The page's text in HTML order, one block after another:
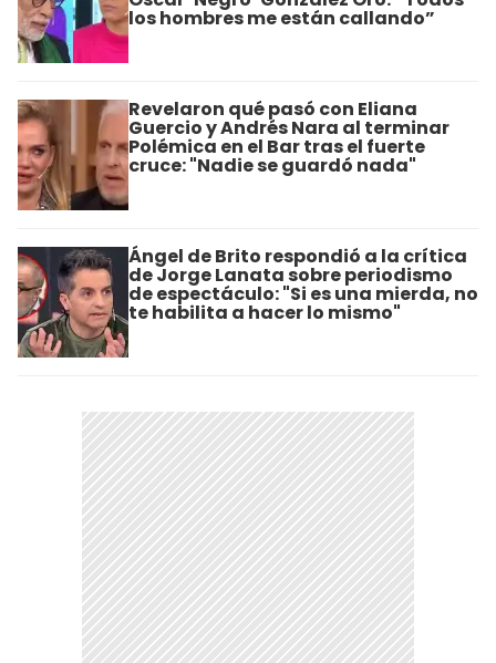
los hombres me están callando”
Revelaron qué pasó con Eliana
Guercio y Andrés Nara al terminar
Polémica en el Bar tras el fuerte
cruce: "Nadie se guardó nada"
Ángel de Brito respondió a la crítica
de Jorge Lanata sobre periodismo
de espectáculo: "Si es una mierda, no
te habilita a hacer lo mismo"